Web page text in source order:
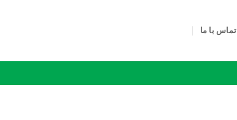
تماس با ما